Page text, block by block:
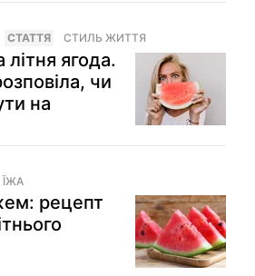
СТАТТЯ СТИЛЬ ЖИТТЯ
ягода.
чи
на
ЇЖА
рецепт